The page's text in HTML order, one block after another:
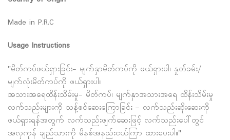
Made in P.R.C
Usage Instructions
"မိတ်ကပ်ဖယ်ရှားခြင်း- မျက်နှာမိတ်ကပ်ကို ဖယ်ရှားပါ၊ နှုတ်ခမ်း/
မျက်လုံးမိတ်ကပ်ကို ဖယ်ရှားပါ။
အသားအရေထိန်းသိမ်းမှု- မိတ်ကပ်၊ မျက်နှာအသားအရေ ထိန်းသိမ်းမှု
လက်သည်းများကို သန့်စင်ဆေးကြောခြင်း – လက်သည်းဆိုးဆေးကို
ဖယ်ရှားရန်အတွက် လက်သည်းဖျက်ဆေးဖြင့် လက်သည်းပေါ်တွင်
အလှကုန် ချည်သားကို မိနစ်အနည်းငယ်ကြာ ထားပေးပါ။"